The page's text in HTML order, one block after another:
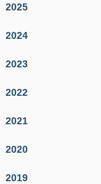
2025
2024
2023
2022
2021
2020
2019